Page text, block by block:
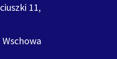
11,
Wschowa